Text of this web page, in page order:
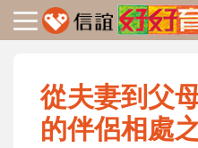
從夫妻到父
的伴侶相處